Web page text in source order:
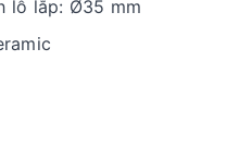
lỗ lắp: Ø35 mm